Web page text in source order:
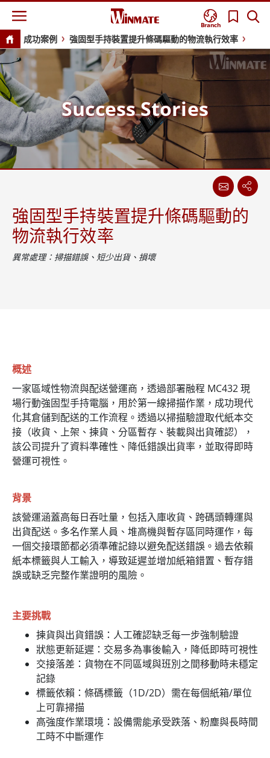
Branch
成功案例 強固型手持裝置提升條碼驅動的物流執行效率
Success Stories
強固型手持裝置提升條碼驅動的
物流執行效率
異常處理：掃描錯誤、短少出貨、損壞
概述
一家區域性物流與配送營運商，透過部署融程 MC432 現
場行動強固型手持電腦，用於第一線掃描作業，成功現代
化其倉儲到配送的工作流程。透過以掃描驗證取代紙本交
接（收貨、上架、揀貨、分區暫存、裝載與出貨確認），
該公司提升了資料準確性、降低錯誤出貨率，並取得即時
營運可視性。
背景
該營運涵蓋高每日吞吐量，包括入庫收貨、跨碼頭轉運與
出貨配送。多名作業人員、堆高機與暫存區同時運作，每
一個交接環節都必須準確記錄以避免配送錯誤。過去依賴
紙本標籤與人工輸入，導致延遲並增加紙箱錯置、暫存錯
誤或缺乏完整作業證明的風險。
主要挑戰
揀貨與出貨錯誤：人工確認缺乏每一步強制驗證
狀態更新延遲：交易多為事後輸入，降低即時可視性
交接落差：貨物在不同區域與班別之間移動時未穩定
記錄
標籤依賴：條碼標籤（1D/2D）需在每個紙箱/單位
上可靠掃描
高強度作業環境：設備需能承受跌落、粉塵與長時間
工時不中斷運作